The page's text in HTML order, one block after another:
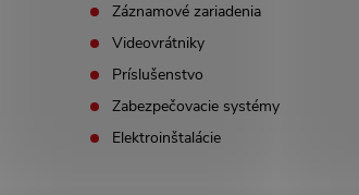
Záznamové zariadenia
Videovrátniky
Príslušenstvo
Zabezpečovacie systémy
Elektroinštalácie